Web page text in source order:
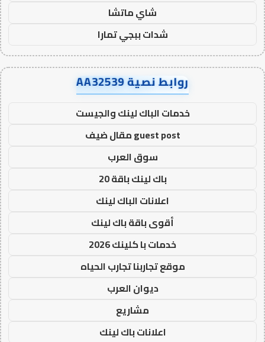
شاي ماتشا
شدات ببجي تمارا
روابط نصية AA32539
خدمات الباك لينك والجيست
guest post مقال ضيف
سوق العرب
باك لينك باقة 20
اعلانات الباك لينك
أقوى باقة باك لينك
خدمات با كلينك 2026
موقع تجاربنا تجارب الحياه
ديوان العرب
مشاريع
اعلانات باك لينك